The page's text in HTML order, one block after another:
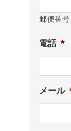
郵便番号
電話 *
メール